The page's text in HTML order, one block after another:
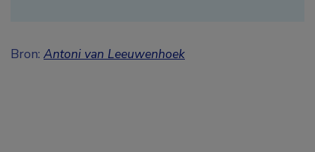
Bron: Antoni van Leeuwenhoek